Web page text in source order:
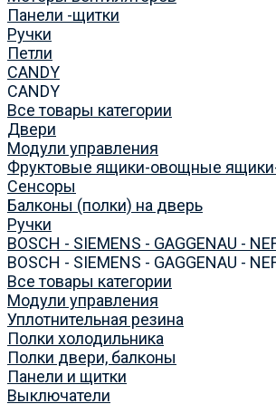
Панели -щитки
Ручки
Петли
CANDY
CANDY
Все товары категории
Двери
Модули управления
Фруктовые ящики-овощные
Сенсоры
Балконы (полки) на дверь
Ручки
BOSCH - SIEMENS - GAGGENAU -
BOSCH - SIEMENS - GAGGENAU -
Все товары категории
Модули управления
Уплотнительная резина
Полки холодильника
Полки двери, балконы
Панели и щитки
Выключатели